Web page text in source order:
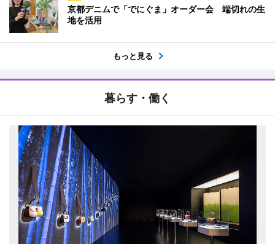
京都デニムで「でにぐま」オーダー会 端切れの生
地を活用
もっと見る
暮らす・働く